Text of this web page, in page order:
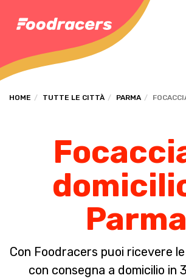
HOME TUTTE LE CITTÀ PARMA
Parma
Con Foodracers puoi ricevere
con consegna a domicilio in